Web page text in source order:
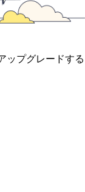
ップグレードする